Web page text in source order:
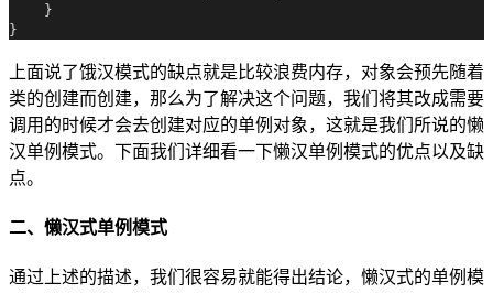
    }
上面说了饿汉模式的缺点就是比较浪费内存，对象会预先随着
类的创建而创建，那么为了解决这个问题，我们将其改成需要
调用的时候才会去创建对应的单例对象，这就是我们所说的懒
汉单例模式。下面我们详细看一下懒汉单例模式的优点以及缺
点。
二、懒汉式单例模式
通过上述的描述，我们很容易就能得出结论，懒汉式的单例模